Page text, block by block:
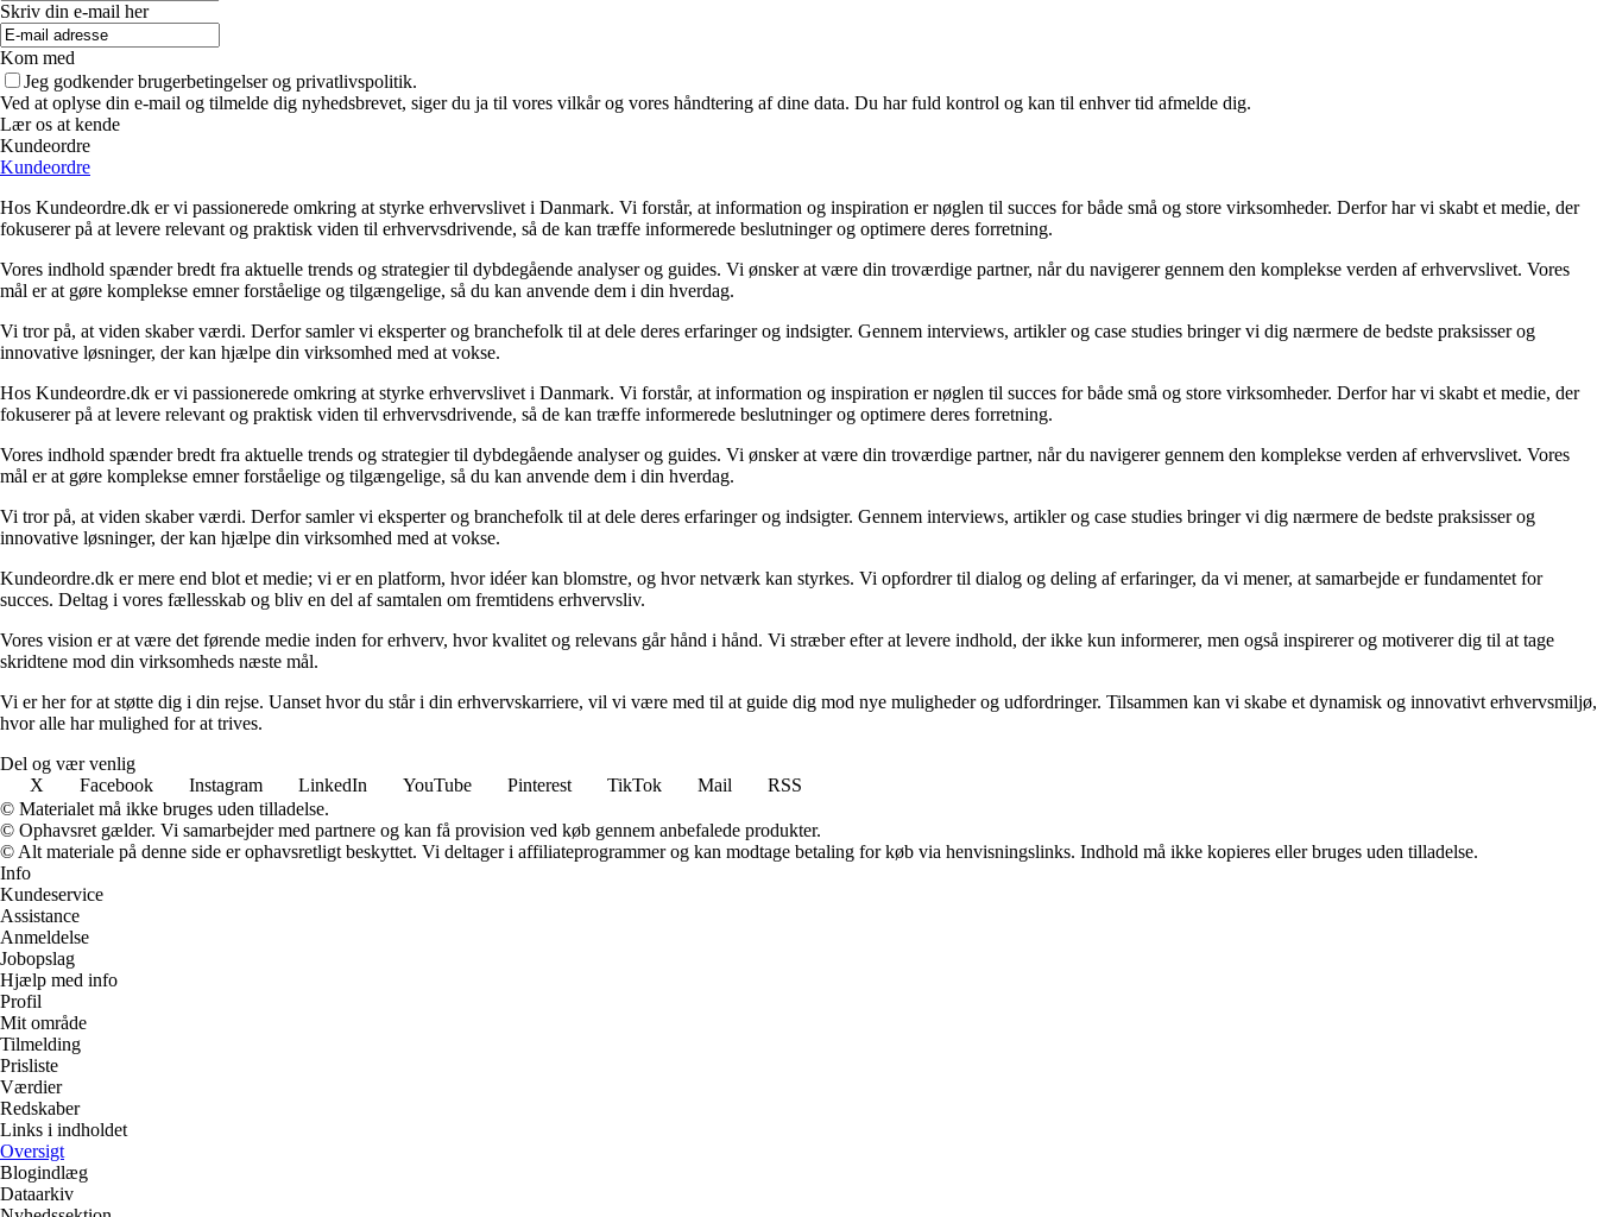
Skriv din e-mail her
Kom med
Jeg godkender brugerbetingelser og privatlivspolitik.
Ved at oplyse din e-mail og tilmelde dig nyhedsbrevet, siger du ja til vores vilkår og vores håndtering af dine data. Du har fuld kontrol og kan til enhver tid afmelde dig.
Lær os at kende
Kundeordre
Kundeordre
Hos Kundeordre.dk er vi passionerede omkring at styrke erhvervslivet i Danmark. Vi forstår, at information og inspiration er nøglen til succes for både små og store virksomheder. Derfor har vi skabt et medie, der
fokuserer på at levere relevant og praktisk viden til erhvervsdrivende, så de kan træffe informerede beslutninger og optimere deres forretning.
Vores indhold spænder bredt fra aktuelle trends og strategier til dybdegående analyser og guides. Vi ønsker at være din troværdige partner, når du navigerer gennem den komplekse verden af erhvervslivet. Vores
mål er at gøre komplekse emner forståelige og tilgængelige, så du kan anvende dem i din hverdag.
Vi tror på, at viden skaber værdi. Derfor samler vi eksperter og branchefolk til at dele deres erfaringer og indsigter. Gennem interviews, artikler og case studies bringer vi dig nærmere de bedste praksisser og
innovative løsninger, der kan hjælpe din virksomhed med at vokse.
Hos Kundeordre.dk er vi passionerede omkring at styrke erhvervslivet i Danmark. Vi forstår, at information og inspiration er nøglen til succes for både små og store virksomheder. Derfor har vi skabt et medie, der
fokuserer på at levere relevant og praktisk viden til erhvervsdrivende, så de kan træffe informerede beslutninger og optimere deres forretning.
Vores indhold spænder bredt fra aktuelle trends og strategier til dybdegående analyser og guides. Vi ønsker at være din troværdige partner, når du navigerer gennem den komplekse verden af erhvervslivet. Vores
mål er at gøre komplekse emner forståelige og tilgængelige, så du kan anvende dem i din hverdag.
Vi tror på, at viden skaber værdi. Derfor samler vi eksperter og branchefolk til at dele deres erfaringer og indsigter. Gennem interviews, artikler og case studies bringer vi dig nærmere de bedste praksisser og
innovative løsninger, der kan hjælpe din virksomhed med at vokse.
Kundeordre.dk er mere end blot et medie; vi er en platform, hvor idéer kan blomstre, og hvor netværk kan styrkes. Vi opfordrer til dialog og deling af erfaringer, da vi mener, at samarbejde er fundamentet for
succes. Deltag i vores fællesskab og bliv en del af samtalen om fremtidens erhvervsliv.
Vores vision er at være det førende medie inden for erhverv, hvor kvalitet og relevans går hånd i hånd. Vi stræber efter at levere indhold, der ikke kun informerer, men også inspirerer og motiverer dig til at tage
skridtene mod din virksomheds næste mål.
Vi er her for at støtte dig i din rejse. Uanset hvor du står i din erhvervskarriere, vil vi være med til at guide dig mod nye muligheder og udfordringer. Tilsammen kan vi skabe et dynamisk og innovativt erhvervsmiljø,
hvor alle har mulighed for at trives.
Del og vær venlig
X
Facebook Instagram LinkedIn YouTube Pinterest TikTok Mail
RSS
© Materialet må ikke bruges uden tilladelse.
© Ophavsret gælder. Vi samarbejder med partnere og kan få provision ved køb gennem anbefalede produkter.
© Alt materiale på denne side er ophavsretligt beskyttet. Vi deltager i affiliateprogrammer og kan modtage betaling for køb via henvisningslinks. Indhold må ikke kopieres eller bruges uden tilladelse.
Info
Kundeservice
Assistance
Anmeldelse
Jobopslag
Hjælp med info
Profil
Mit område
Tilmelding
Prisliste
Værdier
Redskaber
Links i indholdet
Oversigt
Blogindlæg
Dataarkiv